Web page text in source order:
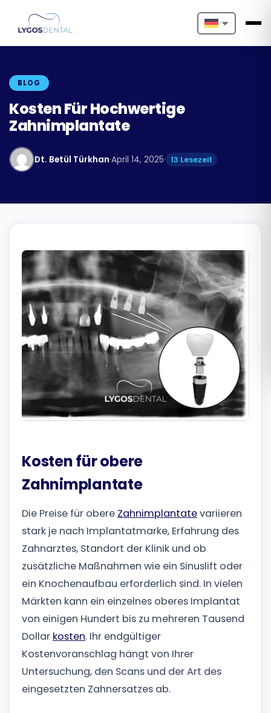
Nederlands
Português
Български
Română
Русский
BLOG
Kosten Für Hochwertige
Zahnimplantate
Dt. Betül Türkhan·April 14, 2025· 13 Lesezeit
Kosten für obere
Zahnimplantate
Die Preise für obere Zahnimplantatevariieren
stark je nach Implantatmarke, Erfahrung des
Zahnarztes, Standort der Klinik und ob
zusätzliche Maßnahmen wie ein Sinuslift oder
ein Knochenaufbau erforderlich sind. In vielen
Märkten kann ein einzelnes oberes Implantat
von einigen Hundert bis zu mehreren Tausend
Dollar kosten. Ihr endgültiger
Kostenvoranschlag hängt von Ihrer
Untersuchung, den Scans und der Art des
eingesetzten Zahnersatzes ab.